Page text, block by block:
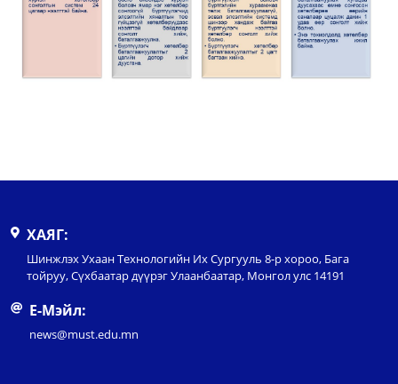
ХАЯГ:
Шинжлэх Ухаан Технологийн Их Сургууль 8-р хороо, Бага
тойруу, Сүхбаатар дүүрэг Улаанбаатар, Монгол улс 14191
Е-Мэйл:
news@must.edu.mn